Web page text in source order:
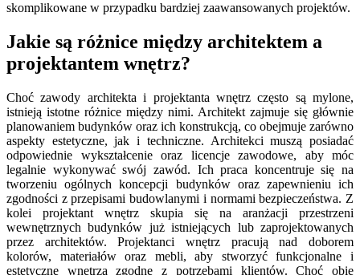
skomplikowane w przypadku bardziej zaawansowanych projektów.
Jakie są różnice między architektem a
projektantem wnętrz?
Choć zawody architekta i projektanta wnętrz często są mylone,
istnieją istotne różnice między nimi. Architekt zajmuje się głównie
planowaniem budynków oraz ich konstrukcją, co obejmuje zarówno
aspekty estetyczne, jak i techniczne. Architekci muszą posiadać
odpowiednie wykształcenie oraz licencje zawodowe, aby móc
legalnie wykonywać swój zawód. Ich praca koncentruje się na
tworzeniu ogólnych koncepcji budynków oraz zapewnieniu ich
zgodności z przepisami budowlanymi i normami bezpieczeństwa. Z
kolei projektant wnętrz skupia się na aranżacji przestrzeni
wewnętrznych budynków już istniejących lub zaprojektowanych
przez architektów. Projektanci wnętrz pracują nad doborem
kolorów, materiałów oraz mebli, aby stworzyć funkcjonalne i
estetyczne wnętrza zgodne z potrzebami klientów. Choć obie